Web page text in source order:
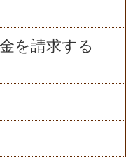
を請求する